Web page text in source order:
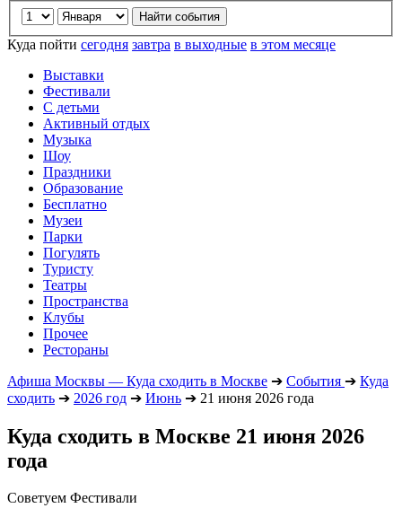
Куда пойти сегодня завтра в выходные в этом месяце
Выставки
Фестивали
С детьми
Активный отдых
Музыка
Шоу
Праздники
Образование
Бесплатно
Музеи
Парки
Погулять
Туристу
Театры
Пространства
Клубы
Прочее
Рестораны
Афиша Москвы — Куда сходить в Москве ➔ События ➔ Куда
сходить ➔ 2026 год ➔ Июнь ➔ 21 июня 2026 года
Куда сходить в Москве 21 июня 2026
года
Советуем Фестивали